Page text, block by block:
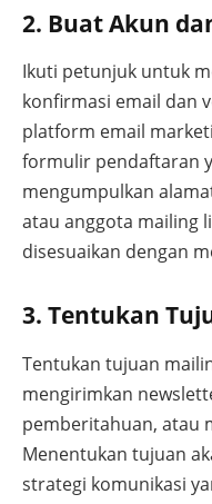
2. Buat Akun
Ikuti petunjuk untuk
konfirmasi email dan
platform email
formulir pendaftaran
mengumpulkan
atau anggota mailing
disesuaikan dengan
3. Tentukan
Tentukan tujuan
mengirimkan
pemberitahuan, atau
Menentukan tujuan
strategi komunikasi